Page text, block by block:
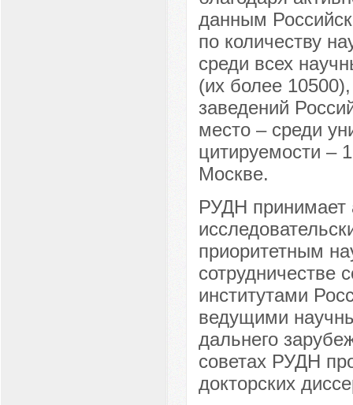
данным
по количеству
среди всех
(их более
заведений
место – среди
цитируемости –
Москве.
РУДН принимает
приоритетным
сотрудничестве
институтами
ведущими
дальнего
советах РУДН
докторских